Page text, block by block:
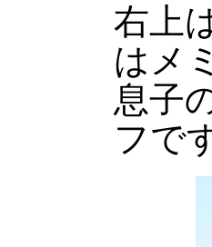
右上
はメ
息子
フで